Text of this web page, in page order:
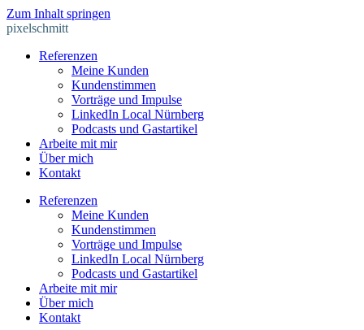
Zum Inhalt springen
pixelschmitt
Referenzen
Meine Kunden
Kundenstimmen
Vorträge und Impulse
LinkedIn Local Nürnberg
Podcasts und Gastartikel
Arbeite mit mir
Über mich
Kontakt
Referenzen
Meine Kunden
Kundenstimmen
Vorträge und Impulse
LinkedIn Local Nürnberg
Podcasts und Gastartikel
Arbeite mit mir
Über mich
Kontakt